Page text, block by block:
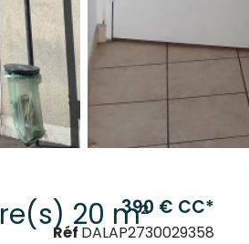
Appartement 1 pièce(s) 1 chambre(s) 20 m²
390 € CC*
Réf DALAP2730029358